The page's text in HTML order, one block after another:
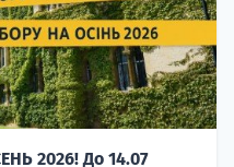
2026! До 14.07